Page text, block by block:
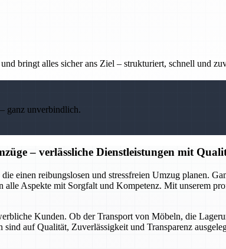
bringt alles sicher ans Ziel – strukturiert, schnell und
ganz unverbindlich.
– verlässliche Dienstleistungen mit
einen reibungslosen und stressfreien Umzug planen.
Aspekte mit Sorgfalt und Kompetenz. Mit unserem
Kunden. Ob der Transport von Möbeln, die
auf Qualität, Zuverlässigkeit und Transparenz